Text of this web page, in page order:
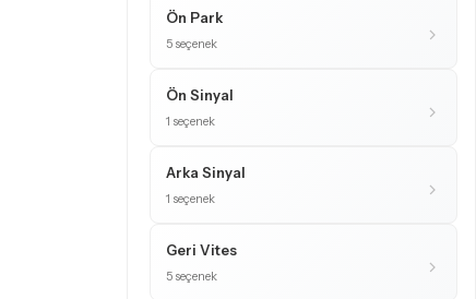
Ön Park
5 seçenek
Ön Sinyal
1 seçenek
Arka Sinyal
1 seçenek
Geri Vites
5 seçenek